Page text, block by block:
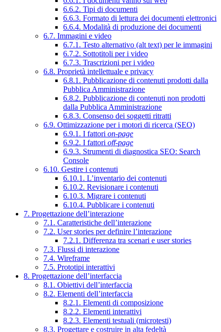
6.6.2. Tipi di documenti
6.6.3. Formato di lettura dei documenti elettronici
6.6.4. Modalità di produzione dei documenti
6.7. Immagini e video
6.7.1. Testo alternativo (alt text) per le immagini
6.7.2. Sottotitoli per i video
6.7.3. Trascrizioni per i video
6.8. Proprietà intellettuale e privacy
6.8.1. Pubblicazione di contenuti prodotti dalla
Pubblica Amministrazione
6.8.2. Pubblicazione di contenuti non prodotti
dalla Pubblica Amministrazione
6.8.3. Consenso dei soggetti ritratti
6.9. Ottimizzazione per i motori di ricerca (SEO)
6.9.1. I fattori on-page
6.9.2. I fattori off-page
6.9.3. Strumenti di diagnostica SEO: Search
Console
6.10. Gestire i contenuti
6.10.1. L’inventario dei contenuti
6.10.2. Revisionare i contenuti
6.10.3. Migrare i contenuti
6.10.4. Pubblicare i contenuti
7. Progettazione dell’interazione
7.1. Caratteristiche dell’interazione
7.2. User stories per definire l’interazione
7.2.1. Differenza tra scenari e user stories
7.3. Flussi di interazione
7.4. Wireframe
7.5. Prototipi interattivi
8. Progettazione dell’interfaccia
8.1. Obiettivi dell’interfaccia
8.2. Elementi dell’interfaccia
8.2.1. Elementi di composizione
8.2.2. Elementi interattivi
8.2.3. Elementi testuali (microtesti)
8.3. Progettare e costruire in alta fedeltà